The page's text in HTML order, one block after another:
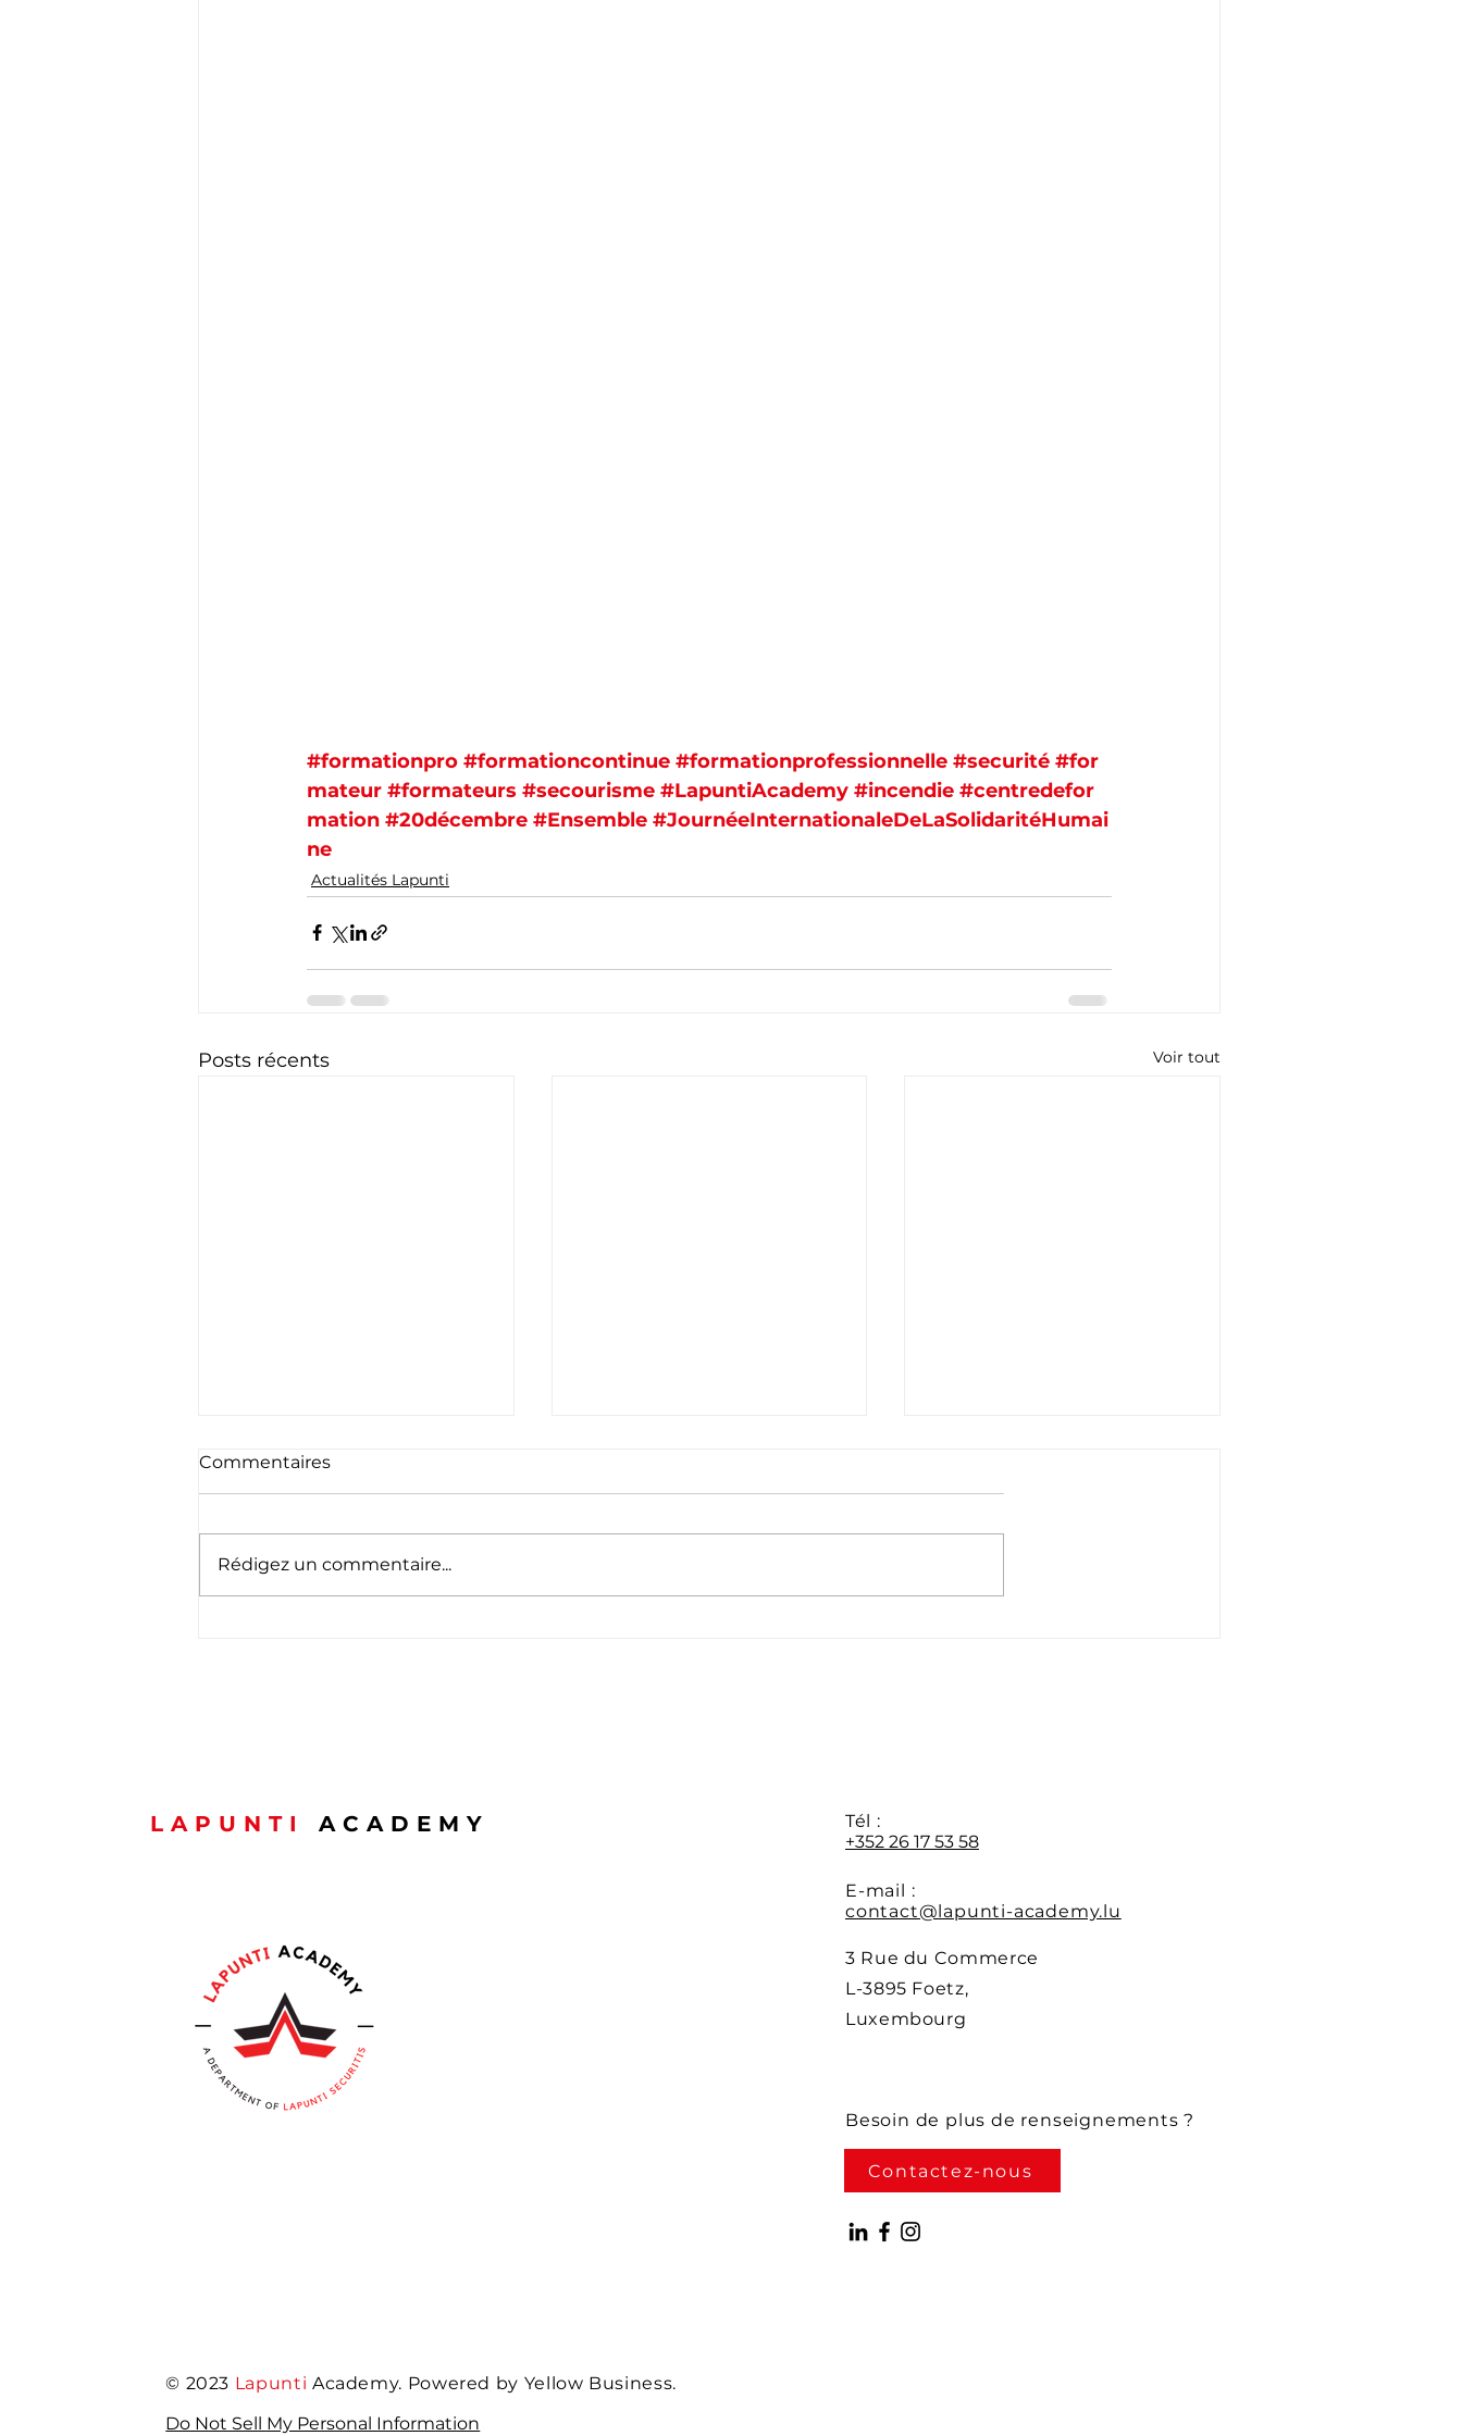
#formationpro #formationcontinue #formationprofessionnelle #securité #for
mateur #formateurs #secourisme #LapuntiAcademy #incendie #centredefor
mation #20décembre #Ensemble #JournéeInternationaleDeLaSolidaritéHumai
ne
Actualités Lapunti
Posts récents Voir tout
Commentaires
Rédigez un commentaire...
LAPUNTI ACADEMY
Tél :
+352 26 17 53 58
E-mail :
contact@lapunti-academy.lu
3 Rue du Commerce
L-3895 Foetz,
Luxembourg
Besoin de plus de renseignements ?
Contactez-nous
© 2023 Lapunti Academy. Powered by Yellow Business.
Do Not Sell My Personal Information